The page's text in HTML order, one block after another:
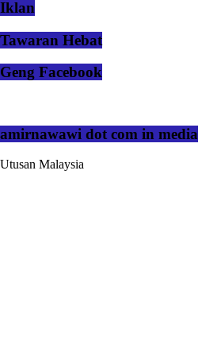
Iklan
Tawaran Hebat
Geng Facebook
amirnawawi dot com in media
Utusan Malaysia